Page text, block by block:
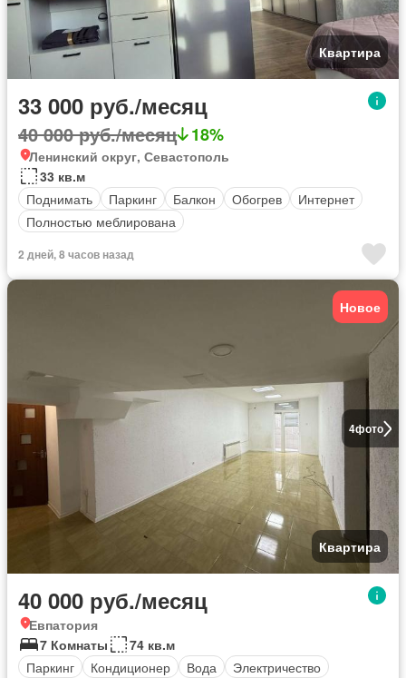
Квартира
33 000 руб./месяц
40 000 руб./месяц 18%
Ленинский округ, Севастополь
33 кв.м
Поднимать
Паркинг Балкон Обогрев
Интернет
Полностью меблирована
2 дней, 8 часов назад
4фото
Новое
Квартира
40 000 руб./месяц
Евпатория
7 Комнаты
74 кв.м
Паркинг
Кондиционер Вода Электричество